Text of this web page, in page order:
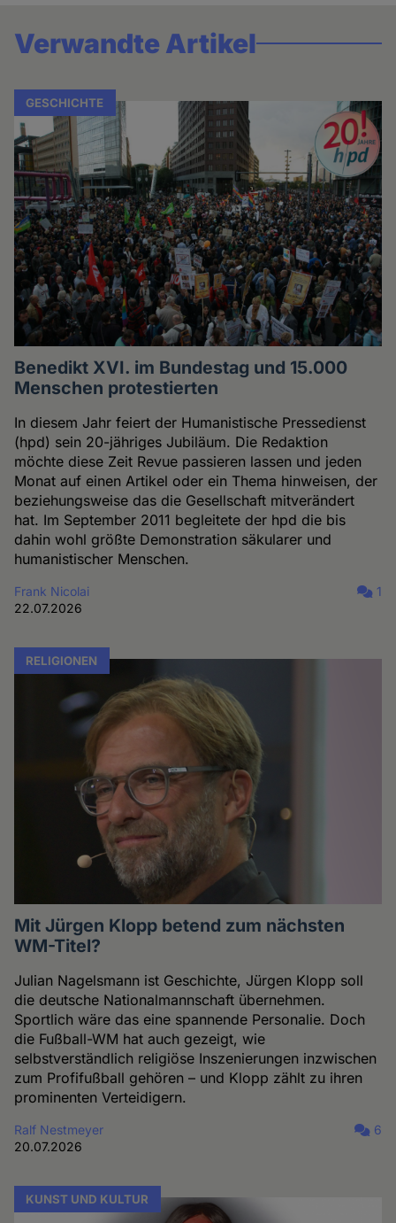
Verwandte Artikel
GESCHICHTE
Benedikt XVI. im Bundestag und 15.000
Menschen protestierten
In diesem Jahr feiert der Humanistische Pressedienst
(hpd) sein 20-jähriges Jubiläum. Die Redaktion
möchte diese Zeit Revue passieren lassen und jeden
Monat auf einen Artikel oder ein Thema hinweisen, der
beziehungsweise das die Gesellschaft mitverändert
hat. Im September 2011 begleitete der hpd die bis
dahin wohl größte Demonstration säkularer und
humanistischer Menschen.
Frank Nicolai
22.07.2026
1
RELIGIONEN
Mit Jürgen Klopp betend zum nächsten
WM-Titel?
Julian Nagelsmann ist Geschichte, Jürgen Klopp soll
die deutsche Nationalmannschaft übernehmen.
Sportlich wäre das eine spannende Personalie. Doch
die Fußball-WM hat auch gezeigt, wie
selbstverständlich religiöse Inszenierungen inzwischen
zum Profifußball gehören – und Klopp zählt zu ihren
prominenten Verteidigern.
Ralf Nestmeyer
20.07.2026
6
KUNST UND KULTUR